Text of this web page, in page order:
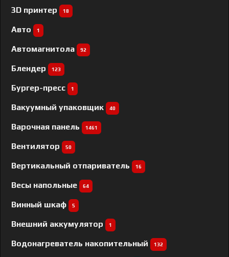
3D принтер 18
Авто 1
Автомагнитола 92
Блендер 123
Бургер-пресс 1
Вакуумный упаковщик 40
Варочная панель 1461
Вентилятор 50
Вертикальный отпариватель 16
Весы напольные 64
Винный шкаф 5
Внешний аккумулятор 1
Водонагреватель накопительный 132